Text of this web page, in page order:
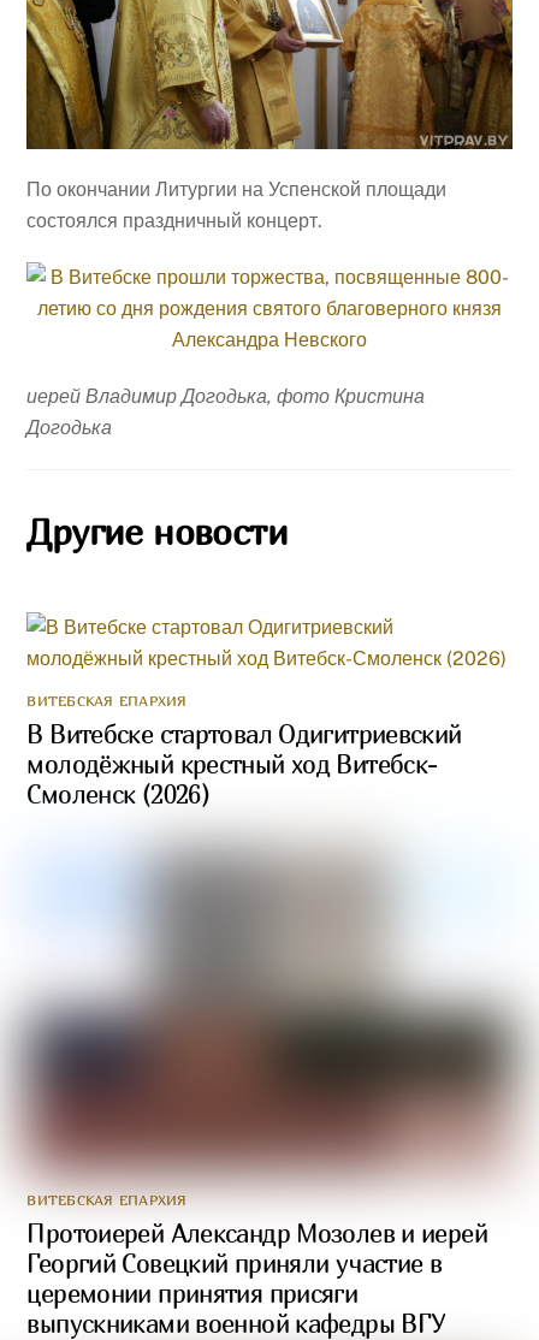
По окончании Литургии на Успенской площади
состоялся праздничный концерт.
иерей Владимир Догодька, фото Кристина
Догодька
Другие новости
ВИТЕБСКАЯ ЕПАРХИЯ
В Витебске стартовал Одигитриевский
молодёжный крестный ход Витебск-
Смоленск (2026)
ВИТЕБСКАЯ ЕПАРХИЯ
Протоиерей Александр Мозолев и иерей
Георгий Совецкий приняли участие в
церемонии принятия присяги
выпускниками военной кафедры ВГУ